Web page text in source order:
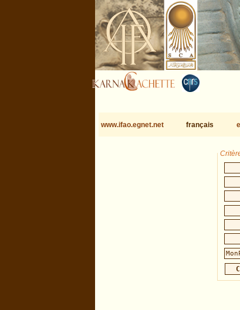
www.ifao.egnet.net français